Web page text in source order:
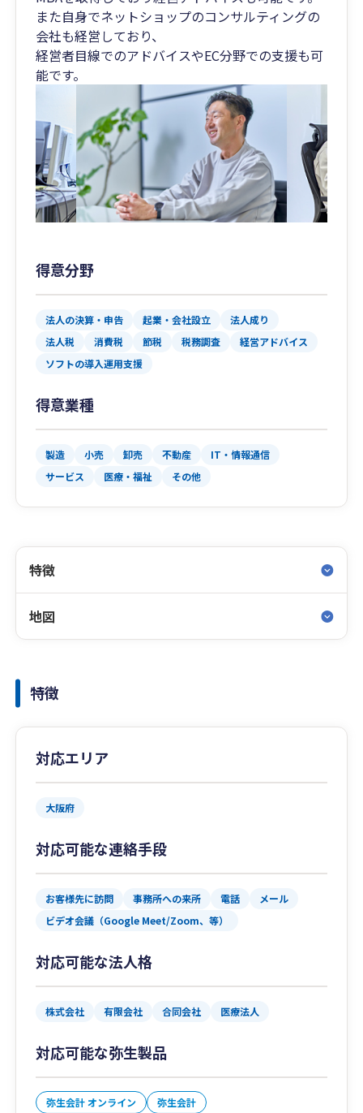
また自身でネットショップのコンサルティングの
会社も経営しており、
経営者目線でのアドバイスやEC分野での支援も可
能です。
得意分野
法人の決算・申告 起業・会社設立
法人成り
法人税
消費税 節税 税務調査
経営アドバイス
ソフトの導入運用支援
得意業種
製造 小売 卸売 不動産
IT・情報通信
サービス
医療・福祉 その他
特徴
地図
特徴
対応エリア
大阪府
対応可能な連絡手段
お客様先に訪問 事務所への来所 電話
メール
ビデオ会議（Google Meet/Zoom、等）
対応可能な法人格
株式会社 有限会社 合同会社 医療法人
対応可能な弥生製品
弥生会計 オンライン 弥生会計